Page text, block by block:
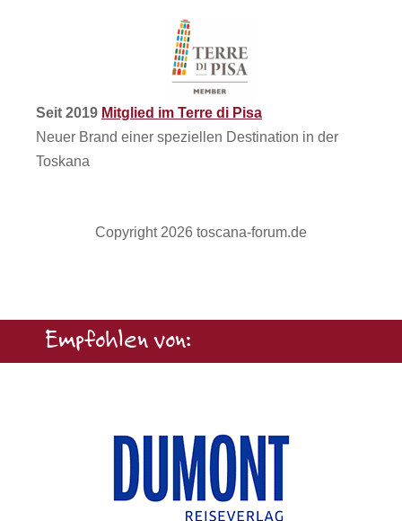
Seit 2019 Mitglied im Terre di Pisa
Neuer Brand einer speziellen Destination in der
Toskana
Copyright 2026 toscana-forum.de
Empfohlen von: